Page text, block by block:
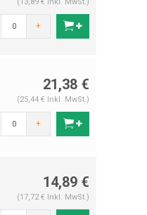
+
21,38 €
(25,44 € Inkl. MwSt.)
+
14,89 €
(17,72 € Inkl. MwSt.)